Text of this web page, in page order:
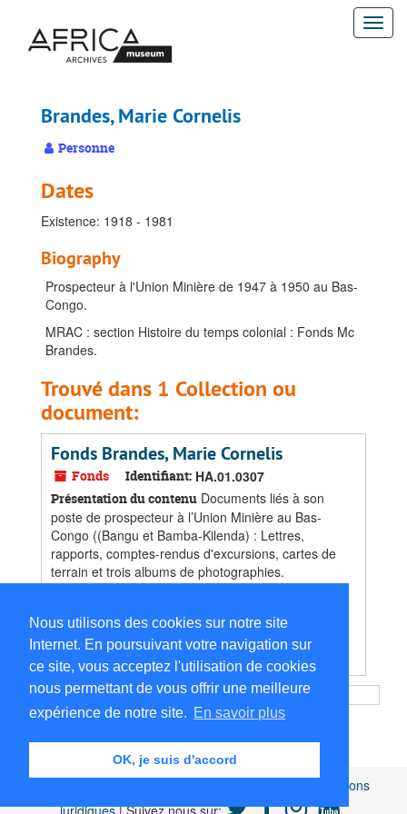
Nous utilisons des cookies sur notre site
Internet. En poursuivant votre navigation sur
ce site, vous acceptez l'utilisation de cookies
nous permettant de vous offrir une meilleure
expérience de notre site. En savoir plus
OK, je suis d'accord
contenu
Brandes, Marie Cornelis
Personne
Dates
Existence: 1918 - 1981
Biography
Prospecteur à l'Union Minière de 1947 à 1950 au Bas-
Congo.
MRAC : section Histoire du temps colonial : Fonds Mc
Brandes.
Trouvé dans 1 Collection ou
document:
Fonds Brandes, Marie Cornelis
Fonds Identifiant: HA.01.0307
Présentation du contenu Documents liés à son
poste de prospecteur à l’Union Minière au Bas-
Congo ((Bangu et Bamba-Kilenda) : Lettres,
rapports, comptes-rendus d'excursions, cartes de
terrain et trois albums de photographies.
Majeure partie des documents trouvés entre
Trouvé dans: Archives de particuliers - Histoire
coloniale
/ Fonds Brandes, Marie Cornelis
Mentions
juridiques| Suivez nous sur: